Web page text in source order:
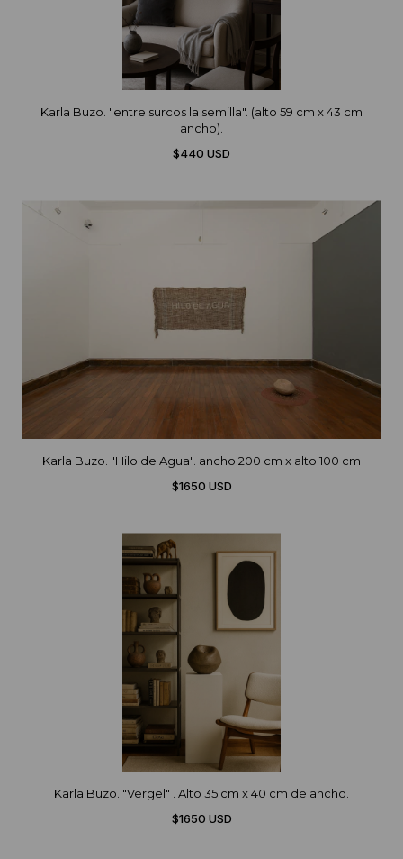
Karla Buzo. "entre surcos la semilla". (alto 59 cm x 43 cm
ancho).
$440 USD
Karla Buzo. "Hilo de Agua". ancho 200 cm x alto 100 cm
$1650 USD
Karla Buzo. "Vergel" . Alto 35 cm x 40 cm de ancho.
$1650 USD